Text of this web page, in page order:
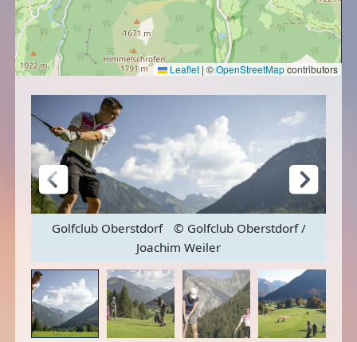
Leaflet | ©OpenStreetMapcontributors
Golfclub Oberstdorf
© Golfclub Oberstdorf /
Joachim Weiler